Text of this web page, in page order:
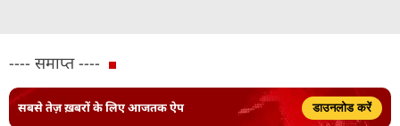
---- समाप्त ----
सबसे तेज़ ख़बरों के लिए आजतक ऐप डाउनलोड करें